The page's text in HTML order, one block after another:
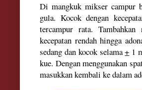
Di mangkuk mikser campur
gula. Kocok dengan
tercampur rata.
kecepatan rendah hingga
sedang dan kocok selama+ 1
kue. Dengan menggunakan
masukkan kembali ke dalam